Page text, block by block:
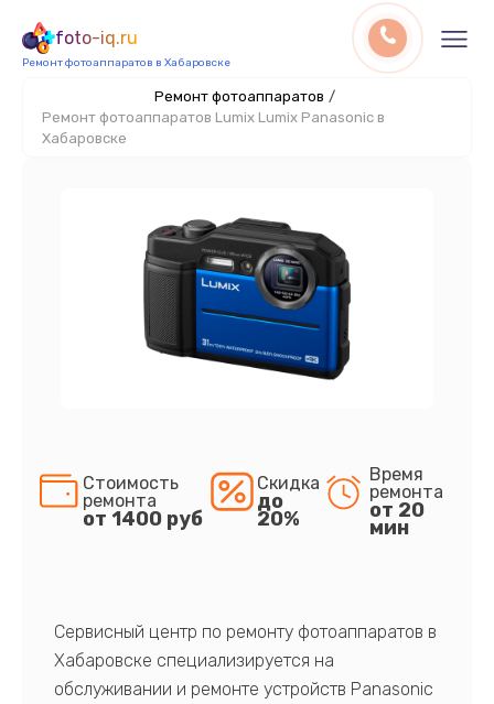
foto-iq.ru
Ремонт фотоаппаратов в Хабаровске
Ремонт фотоаппаратов /
Ремонт фотоаппаратов Lumix Lumix Panasonic в
Хабаровске
Стоимость
ремонта
от 1400 руб
Скидка
до
20%
Время
ремонта
от 20
мин
Сервисный центр по ремонту фотоаппаратов в
Хабаровске специализируется на
обслуживании и ремонте устройств Panasonic